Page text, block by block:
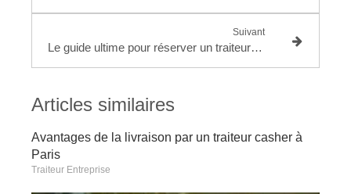
Suivant
Le guide ultime pour réserver un traiteur cacher
Articles similaires
Avantages de la livraison par un traiteur casher à
Paris
Traiteur Entreprise